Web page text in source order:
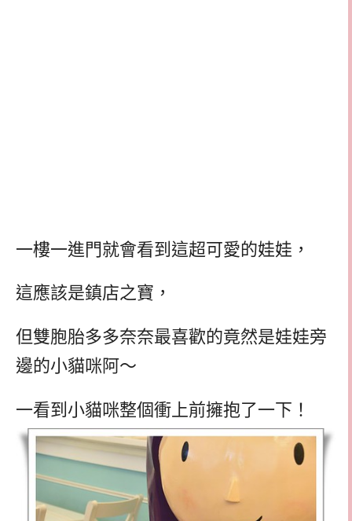
一樓一進門就會看到這超可愛的娃娃，
這應該是鎮店之寶，
但雙胞胎多多奈奈最喜歡的竟然是娃娃旁
邊的小貓咪阿～
一看到小貓咪整個衝上前擁抱了一下！